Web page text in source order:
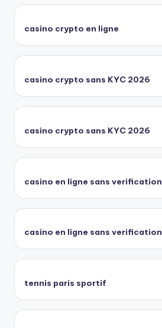
casino crypto en ligne
casino crypto sans KYC 2026
casino crypto sans KYC 2026
casino en ligne sans verification
casino en ligne sans verification
tennis paris sportif